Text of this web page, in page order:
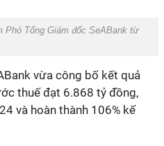
Phó Tổng Giám đốc SeABank từ
vừa công bố kết quả
thuếđạt 6.868 tỷ đồng,
và hoàn thành 106% kế